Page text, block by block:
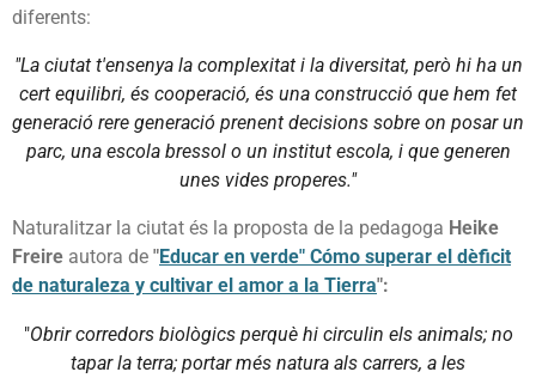
diferents:
"La ciutat t'ensenya la complexitat i la diversitat, però hi ha un
cert equilibri, és cooperació, és una construcció que hem fet
generació rere generació prenent decisions sobre on posar un
parc, una escola bressol o un institut escola, i que generen
unes vides properes."
Naturalitzar la ciutat és la proposta de la pedagoga Heike
Freire autora de "Educar en verde" Cómo superar el dèficit
de naturaleza y cultivar el amor a la Tierra":
"Obrir corredors biològics perquè hi circulin els animals; no
tapar la terra; portar més natura als carrers, a les